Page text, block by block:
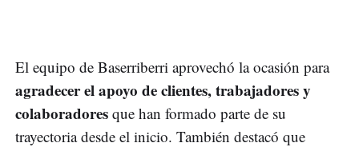
El equipo de Baserriberri aprovechó la ocasión para
agradecer el apoyo de clientes, trabajadores y
colaboradores que han formado parte de su
trayectoria desde el inicio. También destacó que